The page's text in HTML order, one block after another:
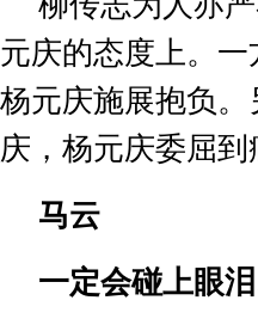
元庆的态度上。
杨元庆施展抱负
庆，杨元庆委屈到
马云
一定会碰上眼